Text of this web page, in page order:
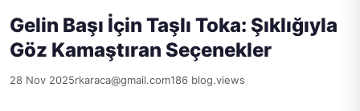
Gelin Başı İçin Taşlı Toka: Şıklığıyla
Göz Kamaştıran Seçenekler
28 Nov 2025rkaraca@gmail.com186 blog.views